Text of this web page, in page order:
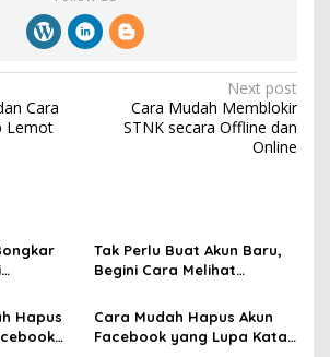
Cara
Lemot
Next post
Cara Mudah Memblokir
STNK ‎secara Offline dan
Online
Tak Perlu Buat Akun Baru,
Begini Cara Melihat
Lupa
Hapus
Cara Mudah Hapus Akun
Facebook yang Lupa Kata